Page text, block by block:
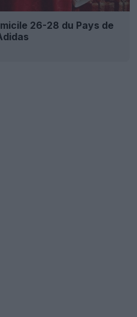
26-28 du Pays de